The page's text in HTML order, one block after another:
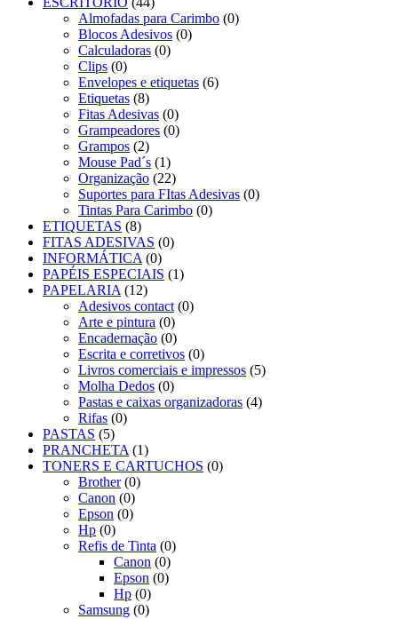
Almofadas para Carimbo (0)
Blocos Adesivos (0)
Calculadoras (0)
Clips (0)
Envelopes e etiquetas (6)
Etiquetas (8)
Fitas Adesivas (0)
Grampeadores (0)
Grampos (2)
Mouse Pad´s (1)
Organização (22)
Suportes para FItas Adesivas (0)
Tintas Para Carimbo (0)
ETIQUETAS (8)
FITAS ADESIVAS (0)
INFORMÁTICA (0)
PAPÉIS ESPECIAIS (1)
PAPELARIA (12)
Adesivos contact (0)
Arte e pintura (0)
Encadernação (0)
Escrita e corretivos (0)
Livros comerciais e impressos (5)
Molha Dedos (0)
Pastas e caixas organizadoras (4)
Rifas (0)
PASTAS (5)
PRANCHETA (1)
TONERS E CARTUCHOS (0)
Brother (0)
Canon (0)
Epson (0)
Hp (0)
Refis de Tinta (0)
Canon (0)
Epson (0)
Hp (0)
Samsung (0)